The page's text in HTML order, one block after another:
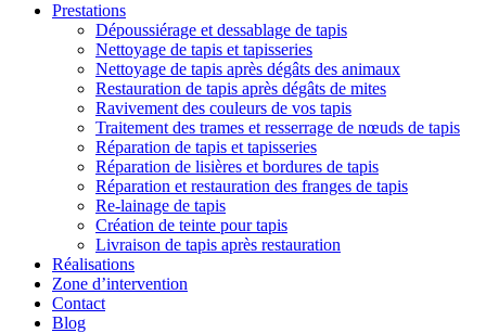
Prestations
Dépoussiérage et dessablage de tapis
Nettoyage de tapis et tapisseries
Nettoyage de tapis après dégâts des animaux
Restauration de tapis après dégâts de mites
Ravivement des couleurs de vos tapis
Traitement des trames et resserrage de nœuds de tapis
Réparation de tapis et tapisseries
Réparation de lisières et bordures de tapis
Réparation et restauration des franges de tapis
Re-lainage de tapis
Création de teinte pour tapis
Livraison de tapis après restauration
Réalisations
Zone d’intervention
Contact
Blog